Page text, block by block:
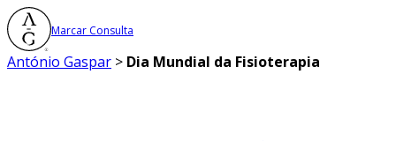
Saltar
para
o
Marcar Consulta
António Gaspar > Dia Mundial da Fisioterapia